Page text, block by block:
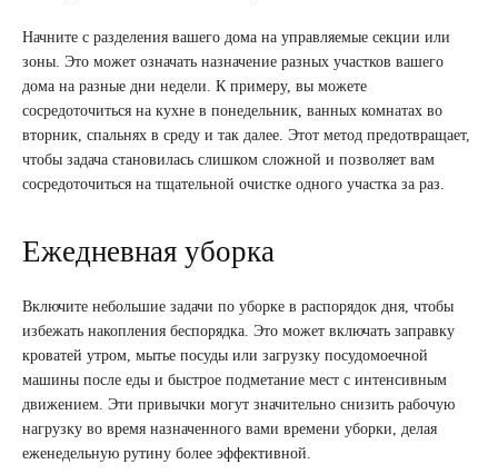
Начните с разделения вашего дома на управляемые секции или
зоны. Это может означать назначение разных участков вашего
дома на разные дни недели. К примеру, вы можете
сосредоточиться на кухне в понедельник, ванных комнатах во
вторник, спальнях в среду и так далее. Этот метод предотвращает,
чтобы задача становилась слишком сложной и позволяет вам
сосредоточиться на тщательной очистке одного участка за раз.
Ежедневная уборка
Включите небольшие задачи по уборке в распорядок дня, чтобы
избежать накопления беспорядка. Это может включать заправку
кроватей утром, мытье посуды или загрузку посудомоечной
машины после еды и быстрое подметание мест с интенсивным
движением. Эти привычки могут значительно снизить рабочую
нагрузку во время назначенного вами времени уборки, делая
еженедельную рутину более эффективной.